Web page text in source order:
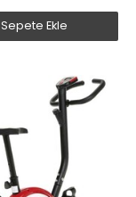
Sepete Ekle